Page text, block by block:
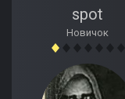
spot
Новичок